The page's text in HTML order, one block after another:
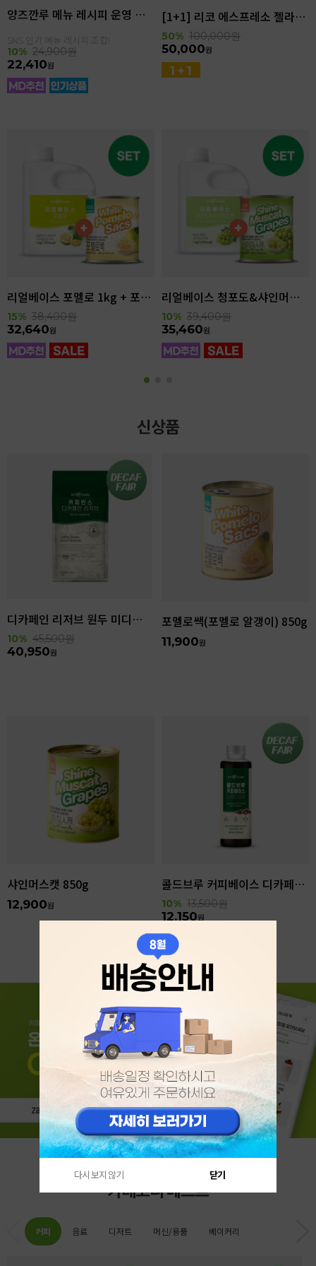
양즈깐루 메뉴 레시피 운영 세트
SNS 인기 메뉴 레시피 조합!
10% 24,900원
22,410원
[1+1] 리코 에스프레소 젤라또 4kg(4.6L)
50% 100,000원
50,000원
리얼베이스 포멜로 1kg + 포멜로쌕 850g SET
15% 38,400원
32,640원
리얼베이스 청포도&샤인머스캣 1kg + 샤인머스캣 850g SET
10% 39,400원
35,460원
신상품
디카페인 리저브 원두 미디엄다크 로스팅 1kg
10% 45,500원
40,950원
포멜로쌕(포멜로 알갱이) 850g
11,900원
샤인머스캣 850g
12,900원
콜드브루 커피베이스 디카페인 리저브 440ml
10% 13,500원
12,150원
카테고리 베스트
커피 음료 디저트 머신/용품 베이커리
다시 보지 않기 닫기